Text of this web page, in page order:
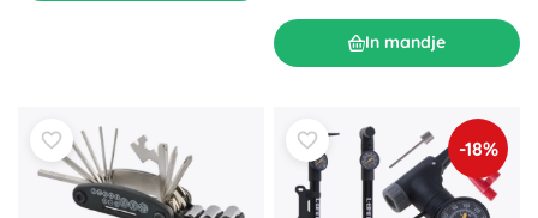
In mandje
-18%